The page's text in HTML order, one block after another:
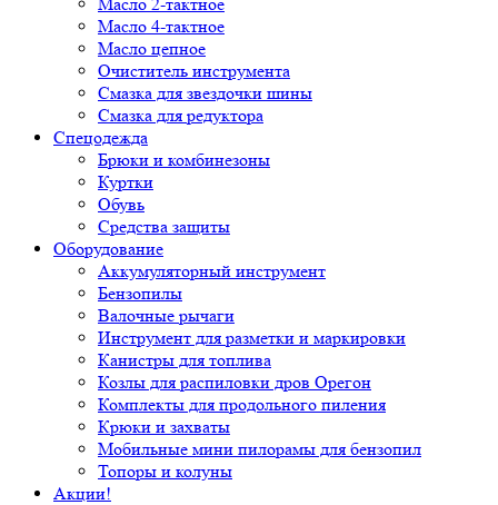
Масло 4-тактное
Масло цепное
Очиститель инструмента
Смазка для звездочки шины
Смазка для редуктора
Спецодежда
Брюки и комбинезоны
Куртки
Обувь
Средства защиты
Оборудование
Аккумуляторный инструмент
Бензопилы
Валочные рычаги
Инструмент для разметки и маркировки
Канистры для топлива
Козлы для распиловки дров Орегон
Комплекты для продольного пиления
Крюки и захваты
Мобильные мини пилорамы для бензопил
Топоры и колуны
Акции!